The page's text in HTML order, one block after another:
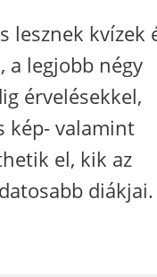
lesznek kvízek
a legjobb négy
érvelésekkel,
kép- valamint
el, kik az
diákjai.